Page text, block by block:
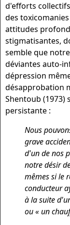
d'efforts
des
attitudes
stigmatisantes,
semble que
déviantes auto-
dépression
désapprobation
Shentoub (1973)
persistante :
Nous
grave
d'un de nos
notre désir
mêmes si le
conducteur
àla suite
ou « un